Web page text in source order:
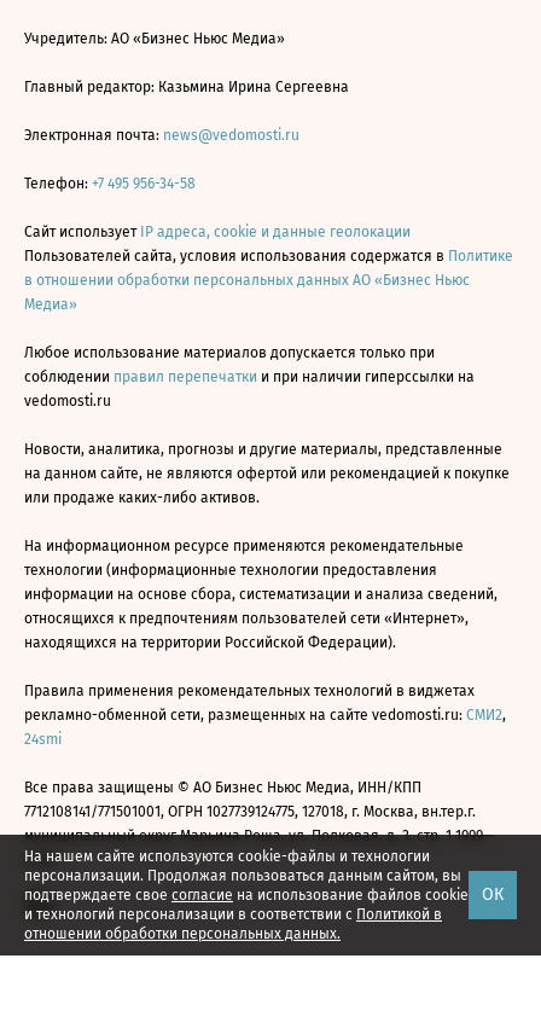
На нашем сайте используются cookie-файлы и технологии
персонализации. Продолжая пользоваться данным сайтом, вы
подтверждаете свое согласие на использование файлов cookie
и технологий персонализации в соответствии с Политикой в
отношении обработки персональных данных.
ОК
Учредитель: АО «Бизнес Ньюс Медиа»
Главный редактор: Казьмина Ирина Сергеевна
Электронная почта: news@vedomosti.ru
Телефон: +7 495 956-34-58
Сайт использует IP адреса, cookie и данные геолокации
Пользователей сайта, условия использования содержатся в Политике
в отношении обработки персональных данных АО «Бизнес Ньюс
Медиа»
Любое использование материалов допускается только при
соблюдении правил перепечатки и при наличии гиперссылки на
vedomosti.ru
Новости, аналитика, прогнозы и другие материалы, представленные
на данном сайте, не являются офертой или рекомендацией к покупке
или продаже каких-либо активов.
На информационном ресурсе применяются рекомендательные
технологии (информационные технологии предоставления
информации на основе сбора, систематизации и анализа сведений,
относящихся к предпочтениям пользователей сети «Интернет»,
находящихся на территории Российской Федерации).
Правила применения рекомендательных технологий в виджетах
рекламно-обменной сети, размещенных на сайте vedomosti.ru: СМИ2,
24smi
Все права защищены © АО Бизнес Ньюс Медиа, ИНН/КПП
7712108141/771501001, ОГРН 1027739124775, 127018, г. Москва, вн.тер.г.
муниципальный округ Марьина Роща, ул. Полковая, д. 3, стр. 1 1999—
2026